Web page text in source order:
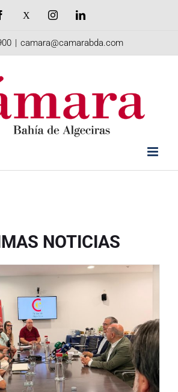
Facebook InstagramLinkedIn
| camara@camarabda.com
NOTICIAS